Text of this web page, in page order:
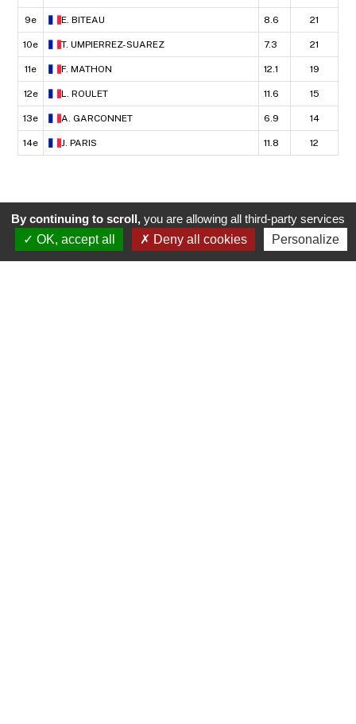
9e E. BITEAU 8.6 21
10e T. UMPIERREZ-SUAREZ 7.3 21
11e F. MATHON 12.1 19
12e L. ROULET 11.6 15
13e A. GARCONNET 6.9 14
14e J. PARIS 11.8 12
By continuing to scroll, you are allowing all third-party services
OK, accept all
Deny all cookies Personalize